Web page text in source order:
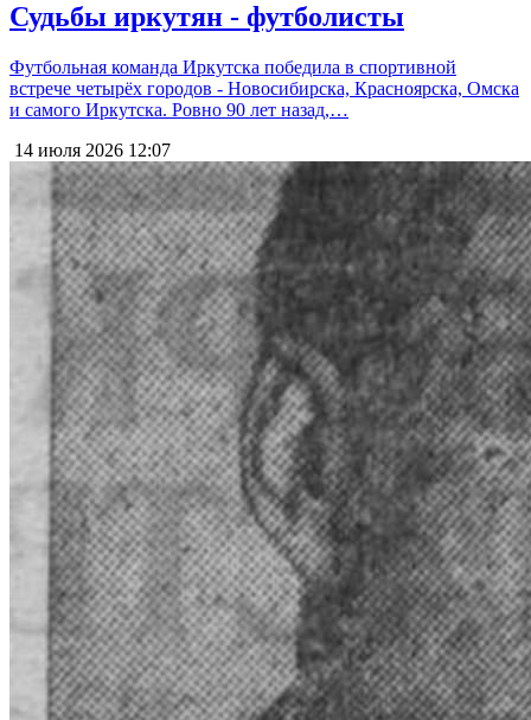
Судьбы иркутян - футболисты
Футбольная команда Иркутска победила в спортивной
встрече четырёх городов - Новосибирска, Красноярска, Омска
и самого Иркутска. Ровно 90 лет назад,…
14 июля 2026 12:07